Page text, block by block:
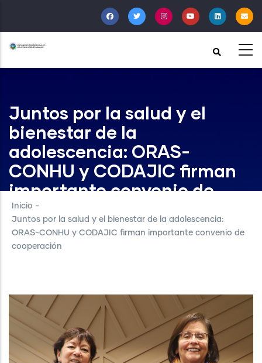
al
contenido
principal
Juntos por la salud y el
bienestar de la
adolescencia: ORAS-
CONHU y CODAJIC firman
importante convenio de
cooperación
Inicio -
Juntos por la salud y el bienestar de la adolescencia:
ORAS-CONHU y CODAJIC firman importante convenio de
cooperación